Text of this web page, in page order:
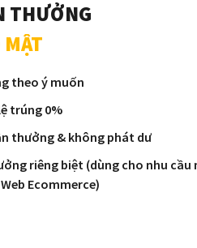
THƯỞNG
theo ý muốn
trúng 0%
thưởng & không phát dư
riêng biệt (dùng cho nhu cầu
Ecommerce)